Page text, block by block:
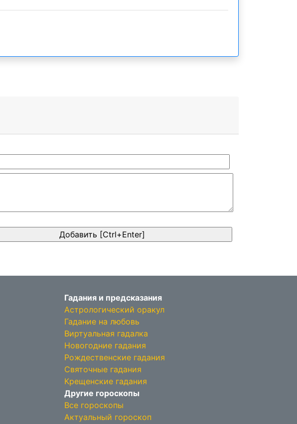
Гадания и предсказания
Астрологический оракул
Гадание на любовь
Виртуальная гадалка
Новогодние гадания
Рождественские гадания
Святочные гадания
Крещенские гадания
Другие гороскопы
Все гороскопы
Актуальный гороскоп